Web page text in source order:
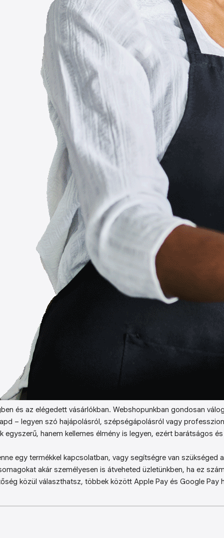
és az elégedett vásárlókban. Webshopunkban gondosan
– legyen szó hajápolásról, szépségápolásról vagy
egyszerű, hanem kellemes élmény is legyen, ezért barátságos
egy termékkel kapcsolatban, vagy segítségre van szükséged
akár személyesen is átveheted üzletünkben, ha ez
közül választhatsz, többek között Apple Pay és Google Pay